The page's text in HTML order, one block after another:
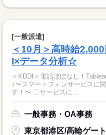
[一般派遣]
＜10月＞高時給
I×データ分析☆
＜KDDI＞電話ほぼなし！
♪〜スマートフォンサービスに
す！〜 〇サービスに...
一般事務・OA事務
東京都港区/高輪ゲー